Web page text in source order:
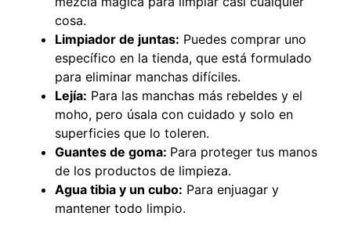
cosa.
Limpiador de juntas: Puedes comprar uno
específico en la tienda, que está formulado
para eliminar manchas difíciles.
Lejía: Para las manchas más rebeldes y el
moho, pero úsala con cuidado y solo en
superficies que lo toleren.
Guantes de goma: Para proteger tus manos
de los productos de limpieza.
Agua tibia y un cubo: Para enjuagar y
mantener todo limpio.